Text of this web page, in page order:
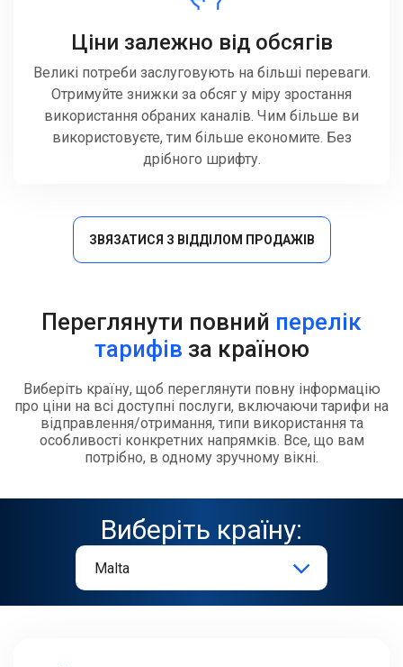
Ціни залежно від обсягів
Великі потреби заслуговують на більші переваги.
Отримуйте знижки за обсяг у міру зростання
використання обраних каналів. Чим більше ви
використовуєте, тим більше економите. Без
дрібного шрифту.
ЗВЯЗАТИСЯ З ВІДДІЛОМ ПРОДАЖІВ
Переглянути повний перелік
тарифів за країною
Виберіть країну, щоб переглянути повну інформацію
про ціни на всі доступні послуги, включаючи тарифи на
відправлення/отримання, типи використання та
особливості конкретних напрямків. Все, що вам
потрібно, в одному зручному вікні.
Виберіть країну: